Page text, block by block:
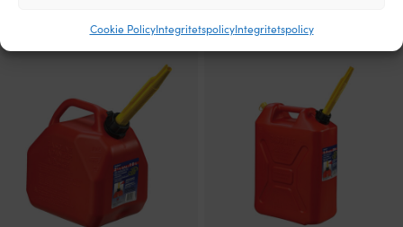
Cookie PolicyIntegritetspolicyIntegritetspolicy